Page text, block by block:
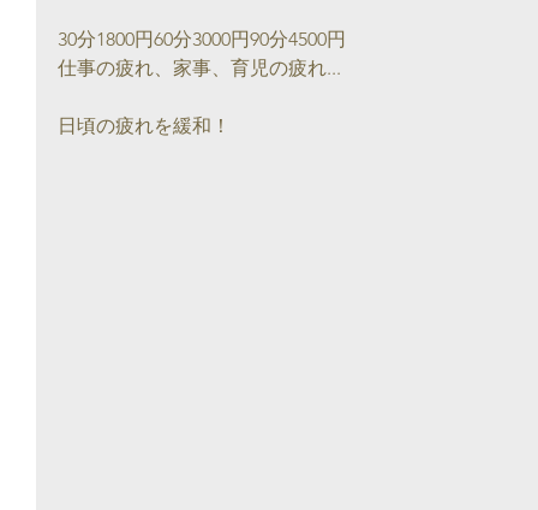
30分1800円60分3000円90分4500円
仕事の疲れ、家事、育児の疲れ...
日頃の疲れを緩和！